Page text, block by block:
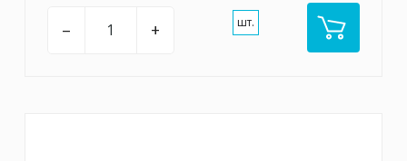
– + шт.